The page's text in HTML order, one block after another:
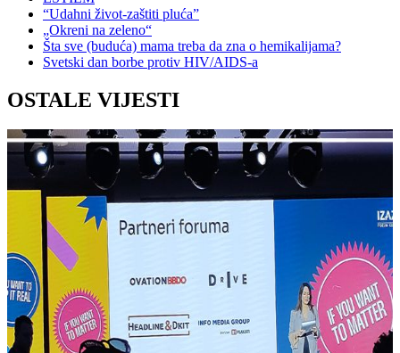
“Udahni život-zaštiti pluća”
„Okreni na zeleno“
Šta sve (buduća) mama treba da zna o hemikalijama?
Svetski dan borbe protiv HIV/AIDS-a
OSTALE VIJESTI